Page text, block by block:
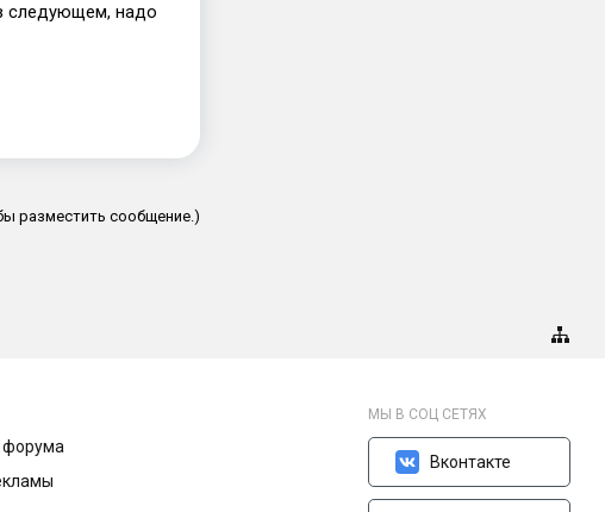
следующем, надо
разместить сообщение.)
форума
МЫ В СОЦ СЕТЯХ
Вконтакте